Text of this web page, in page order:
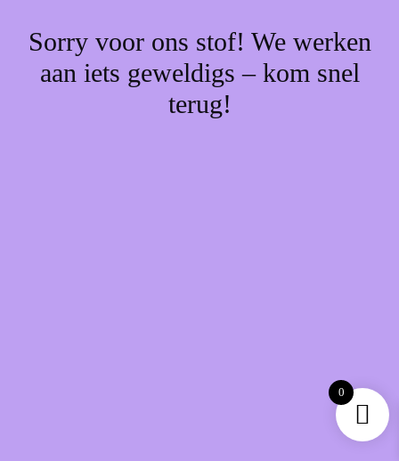
Sorry voor ons stof! We werken
aan iets geweldigs – kom snel
terug!
0